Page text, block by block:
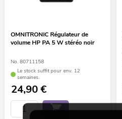
OMNITRONIC Régulateur de
volume HP PA 5 W stéréo noir
No. 80711158
Le stock suffit pour env. 12
semaines.
24,90€